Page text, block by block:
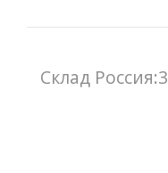
Склад Россия:3